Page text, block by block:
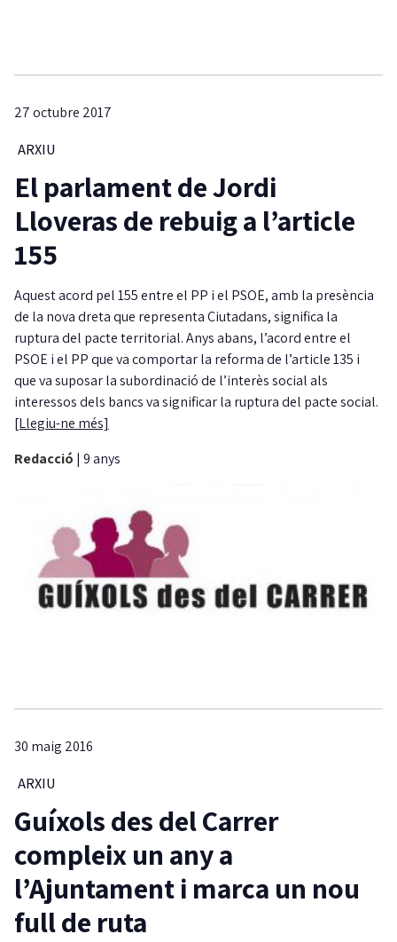
27 octubre 2017
ARXIU
El parlament de Jordi
Lloveras de rebuig a l’article
155
Aquest acord pel 155 entre el PP i el PSOE, amb la presència
de la nova dreta que representa Ciutadans, significa la
ruptura del pacte territorial. Anys abans, l’acord entre el
PSOE i el PP que va comportar la reforma de l’article 135 i
que va suposar la subordinació de l’interès social als
interessos dels bancs va significar la ruptura del pacte social.
[Llegiu-ne més]
Redacció | 9 anys
30 maig 2016
ARXIU
Guíxols des del Carrer
compleix un any a
l’Ajuntament i marca un nou
full de ruta